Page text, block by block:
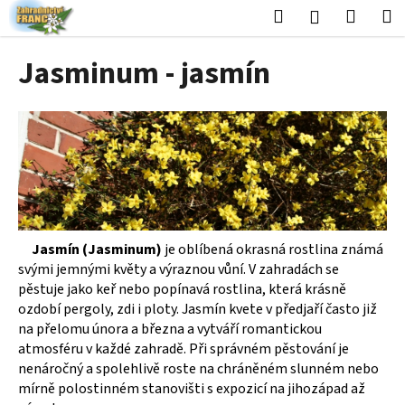
Přejít
na
obsah
HledatPřihlášení
Jasminum - jasmín
Jasmín (Jasminum) je oblíbená okrasná rostlina známá
svými jemnými květy a výraznou vůní. V zahradách se
pěstuje jako keř nebo popínavá rostlina, která krásně
ozdobí pergoly, zdi i ploty. Jasmín kvete v předjaří často již
na přelomu února a března a vytváří romantickou
atmosféru v každé zahradě. Při správném pěstování je
nenáročný a spolehlivě roste na chráněném slunném nebo
mírně polostinném stanovišti s expozicí na jihozápad až
K
o
o
p
o
t
ř
e
b
u
j
e
t
e